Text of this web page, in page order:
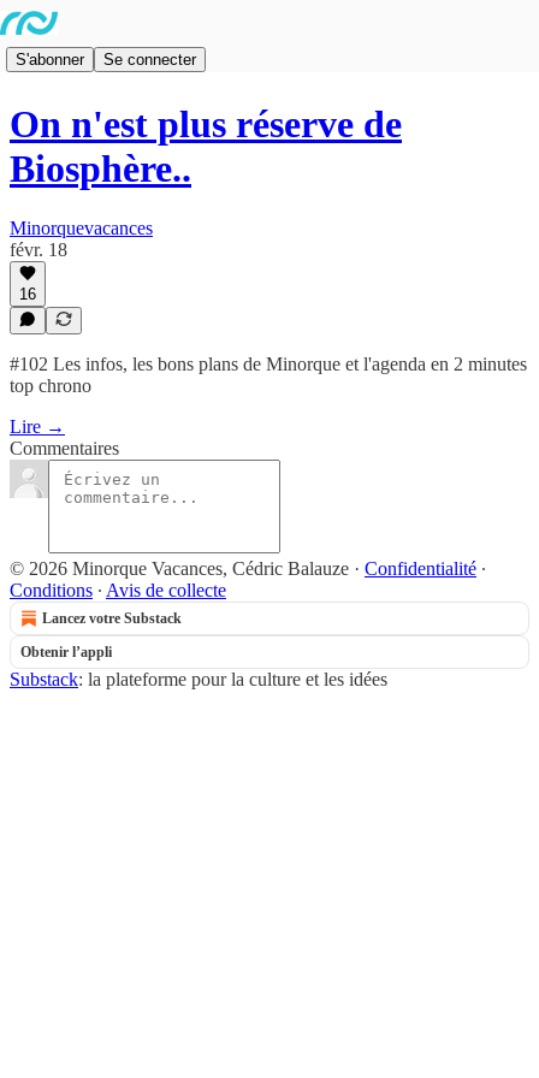
S'abonner Se connecter
On n'est plus réserve de
Biosphère..
Minorquevacances
févr. 18
16
#102 Les infos, les bons plans de Minorque et l'agenda en 2 minutes
top chrono
Lire →
Commentaires
© 2026 Minorque Vacances, Cédric Balauze · Confidentialité ∙
Conditions ∙ Avis de collecte
Lancez votre Substack
Obtenir l’appli
Substack: la plateforme pour la culture et les idées